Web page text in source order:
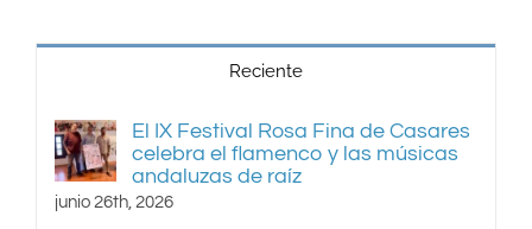
Reciente
El IX Festival Rosa Fina de Casares
celebra el flamenco y las músicas
andaluzas de raíz
junio 26th, 2026